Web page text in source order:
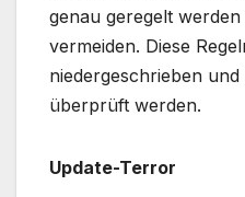
genau geregelt
vermeiden. Diese
niedergeschrieben
überprüft werden.
Update-Terror